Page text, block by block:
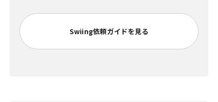
Swiing依頼ガイドを見る